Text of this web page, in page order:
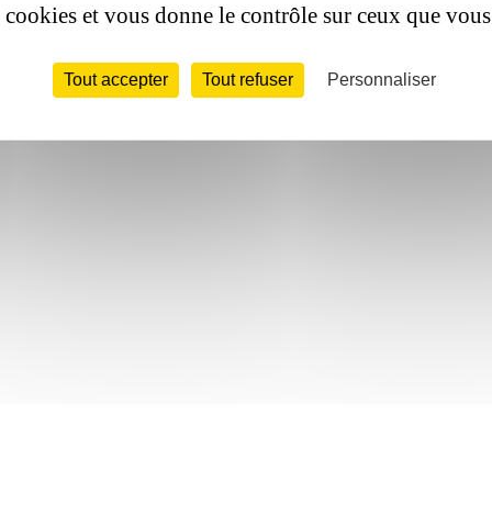
et vous donne le contrôle sur ceux que
Tout accepter Tout refuser Personnaliser